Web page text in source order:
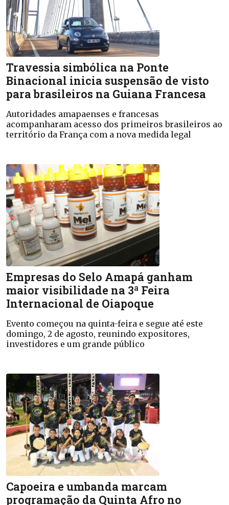
Travessia simbólica na Ponte
Binacional inicia suspensão de visto
para brasileiros na Guiana Francesa
Autoridades amapaenses e francesas
acompanharam acesso dos primeiros brasileiros ao
território da França com a nova medida legal
Empresas do Selo Amapá ganham
maior visibilidade na 3ª Feira
Internacional de Oiapoque
Evento começou na quinta-feira e segue até este
domingo, 2 de agosto, reunindo expositores,
investidores e um grande público
Capoeira e umbanda marcam
programação da Quinta Afro no